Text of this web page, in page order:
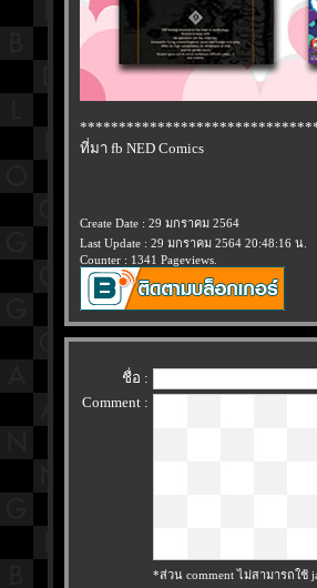
ที่มา fb NED Comics
Create Date : 29 มกราคม 2564
Last Update : 29 มกราคม 2564 20:48:16 น.
Counter : 1341 Pageviews.
ชื่อ :
Comment :
*ส่วน comment ไม่สามารถใช้